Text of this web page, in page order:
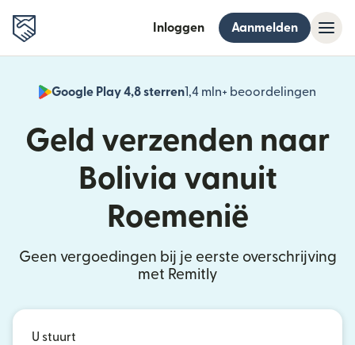
Inloggen Aanmelden
Google Play 4,8 sterren1,4 mln+ beoordelingen
Geld verzenden naar
Bolivia vanuit
Roemenië
Geen vergoedingen bij je eerste overschrijving
met Remitly
U stuurt